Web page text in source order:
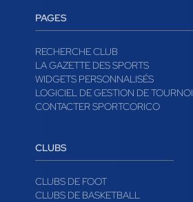
PAGES
RECHERCHE CLUB
LA GAZETTE DES SPORTS
WIDGETS PERSONNALISÉS
LOGICIEL DE GESTION DE TOURNOI
CONTACTER SPORTCORICO
CLUBS
CLUBS DE FOOT
CLUBS DE BASKETBALL